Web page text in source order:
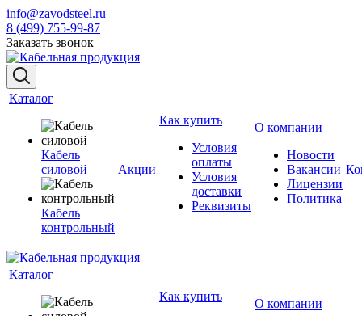
info@zavodsteel.ru
8 (499) 755-99-87
Заказать звонок
Каталог
Кабель
силовой
Кабель
контрольный
Акции
Как купить
Условия
оплаты
Условия
доставки
Реквизиты
О компании
Новости
Вакансии
Лицензии
Политика
Каталог
Как купить
О компании